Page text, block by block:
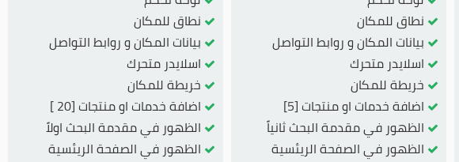
نطاق للمكان
بيانات المكان و روابط التواصل
اسلايدر متحرك
خريطة للمكان
اضافة خدمات او منتجات [5]
الظهور في مقدمة البحث ثانياً
الظهور في الصفحة الريئسية
نطاق للمكان
بيانات المكان و روابط التواصل
اسلايدر متحرك
خريطة للمكان
اضافة خدمات او منتجات [20 ]
الظهور في مقدمة البحث اولاً
الظهور في الصفحة الريئسية